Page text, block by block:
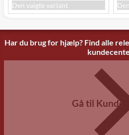
Den valgte variant
Har du brug for hjælp? Find alle
Gå til